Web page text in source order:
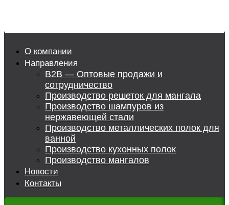
О компании
Направления
B2B — Оптовые продажи и
сотрудничество
Производство решеток для мангала
Производство шампуров из
нержавеющей стали
Производство металлических полок для
ванной
Производство кухонных полок
Производство мангалов
Новости
Контакты